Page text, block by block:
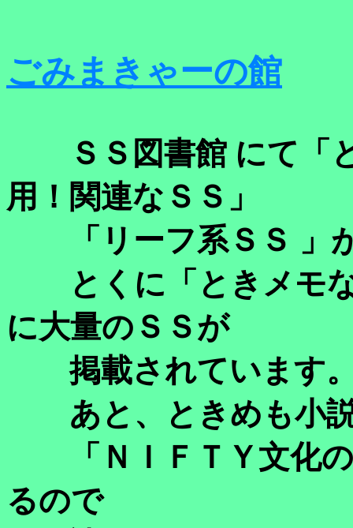
ごみまきゃーの館
ＳＳ図書館 にて「
用！関連なＳＳ」
「リーフ系ＳＳ 」
とくに「ときメモな
に大量のＳＳが
掲載されています
あと、ときめも小説
「ＮＩＦＴＹ文化の
るので